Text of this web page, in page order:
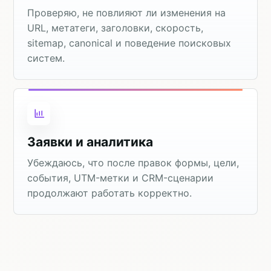
Проверяю, не повлияют ли изменения на
URL, метатеги, заголовки, скорость,
sitemap, canonical и поведение поисковых
систем.
Заявки и аналитика
Убеждаюсь, что после правок формы, цели,
события, UTM-метки и CRM-сценарии
продолжают работать корректно.